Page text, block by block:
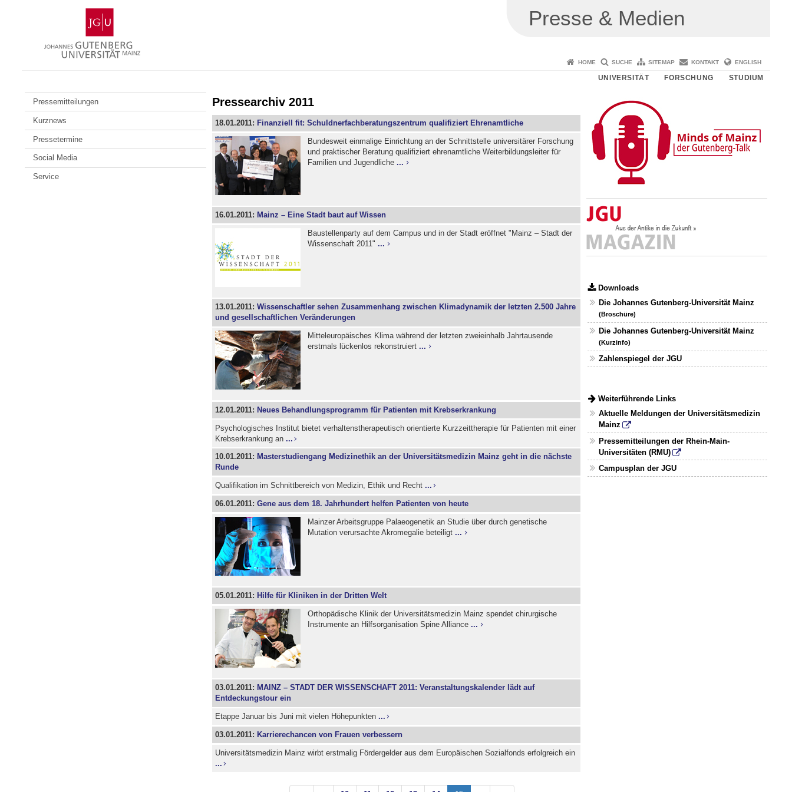
Gutenberg-
Universität
Mainz
Presse & Medien
HOME SUCHE SITEMAP KONTAKT ENGLISH
UNIVERSITÄT FORSCHUNG STUDIUM
Pressemitteilungen
Kurznews
Pressetermine
Social Media
Service
Pressearchiv 2011
18.01.2011: Finanziell fit: Schuldnerfachberatungszentrum qualifiziert Ehrenamtliche
Bundesweit einmalige Einrichtung an der Schnittstelle universitärer Forschung
und praktischer Beratung qualifiziert ehrenamtliche Weiterbildungsleiter für
Familien und Jugendliche...
16.01.2011: Mainz – Eine Stadt baut auf Wissen
Baustellenparty auf dem Campus und in der Stadt eröffnet "Mainz – Stadt der
Wissenschaft 2011"...
13.01.2011: Wissenschaftler sehen Zusammenhang zwischen Klimadynamik der letzten 2.500 Jahre
und gesellschaftlichen Veränderungen
Mitteleuropäisches Klima während der letzten zweieinhalb Jahrtausende
erstmals lückenlos rekonstruiert...
12.01.2011: Neues Behandlungsprogramm für Patienten mit Krebserkrankung
Psychologisches Institut bietet verhaltenstherapeutisch orientierte Kurzzeittherapie für Patienten mit einer
Krebserkrankung an ...
10.01.2011: Masterstudiengang Medizinethik an der Universitätsmedizin Mainz geht in die nächste
Runde
Qualifikation im Schnittbereich von Medizin, Ethik und Recht ...
06.01.2011: Gene aus dem 18. Jahrhundert helfen Patienten von heute
Mainzer Arbeitsgruppe Palaeogenetik an Studie über durch genetische
Mutation verursachte Akromegalie beteiligt...
05.01.2011: Hilfe für Kliniken in der Dritten Welt
Orthopädische Klinik der Universitätsmedizin Mainz spendet chirurgische
Instrumente an Hilfsorganisation Spine Alliance...
03.01.2011: MAINZ – STADT DER WISSENSCHAFT 2011: Veranstaltungskalender lädt auf
Entdeckungstour ein
Etappe Januar bis Juni mit vielen Höhepunkten ...
03.01.2011: Karrierechancen von Frauen verbessern
Universitätsmedizin Mainz wirbt erstmalig Fördergelder aus dem Europäischen Sozialfonds erfolgreich ein
...
Downloads
Die Johannes Gutenberg-Universität Mainz
(Broschüre)
Die Johannes Gutenberg-Universität Mainz
(Kurzinfo)
Zahlenspiegel der JGU
Weiterführende Links
Aktuelle Meldungen der Universitätsmedizin
Mainz
Pressemitteilungen der Rhein-Main-
Universitäten (RMU)
Campusplan der JGU